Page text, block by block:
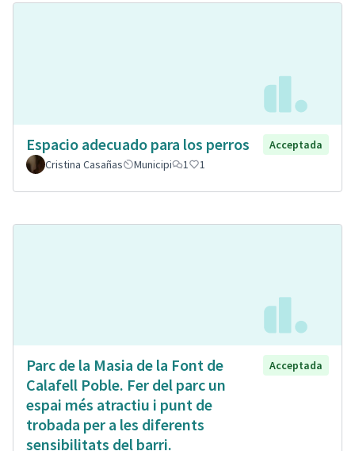
Espacio adecuado para los perros
Acceptada
Cristina Casañas
Municipi 1 1
Parc de la Masia de la Font de
Calafell Poble. Fer del parc un
espai més atractiu i punt de
trobada per a les diferents
sensibilitats del barri.
Acceptada